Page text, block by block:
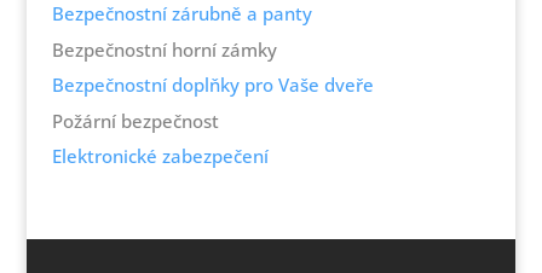
Bezpečnostní zárubně a panty
Bezpečnostní horní zámky
Bezpečnostní doplňky pro Vaše dveře
Požární bezpečnost
Elektronické zabezpečení